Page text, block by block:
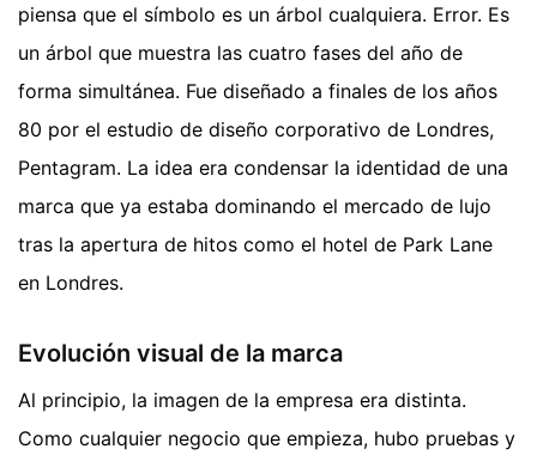
piensa que el símbolo es un árbol cualquiera. Error. Es
un árbol que muestra las cuatro fases del año de
forma simultánea. Fue diseñado a finales de los años
80 por el estudio de diseño corporativo de Londres,
Pentagram. La idea era condensar la identidad de una
marca que ya estaba dominando el mercado de lujo
tras la apertura de hitos como el hotel de Park Lane
en Londres.
Evolución visual de la marca
Al principio, la imagen de la empresa era distinta.
Como cualquier negocio que empieza, hubo pruebas y